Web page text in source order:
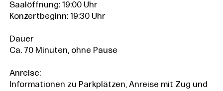
Saalöffnung: 19:00 Uhr
Konzertbeginn: 19:30 Uhr
Dauer
Ca. 70 Minuten, ohne Pause
Anreise:
Informationen zu Parkplätzen, Anreise mit Zug und